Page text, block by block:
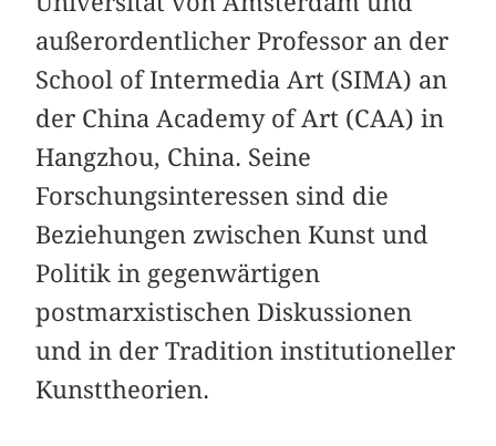
außerordentlicher Professor an der
School of Intermedia Art (SIMA) an
der China Academy of Art (CAA) in
Hangzhou, China. Seine
Forschungsinteressen sind die
Beziehungen zwischen Kunst und
Politik in gegenwärtigen
postmarxistischen Diskussionen
und in der Tradition institutioneller
Kunsttheorien.